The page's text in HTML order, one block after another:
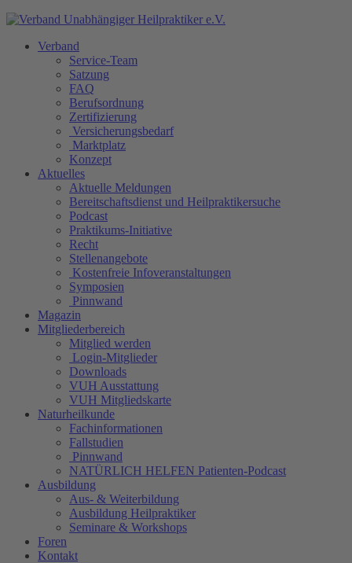
Verband
Service-Team
Satzung
FAQ
Berufsordnung
Zertifizierung
Versicherungsbedarf
Marktplatz
Konzept
Aktuelles
Aktuelle Meldungen
Bereitschaftsdienst und Heilpraktikersuche
Podcast
Praktikums-Initiative
Recht
Stellenangebote
Kostenfreie Infoveranstaltungen
Symposien
Pinnwand
Magazin
Mitgliederbereich
Mitglied werden
Login-Mitglieder
Downloads
VUH Ausstattung
VUH Mitgliedskarte
Naturheilkunde
Fachinformationen
Fallstudien
Pinnwand
NATÜRLICH HELFEN Patienten-Podcast
Ausbildung
Aus- & Weiterbildung
Ausbildung Heilpraktiker
Seminare & Workshops
Foren
Kontakt